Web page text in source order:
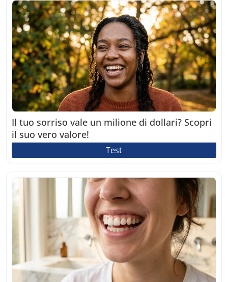
Il tuo sorriso vale un milione di dollari? Scopri
il suo vero valore!
Test